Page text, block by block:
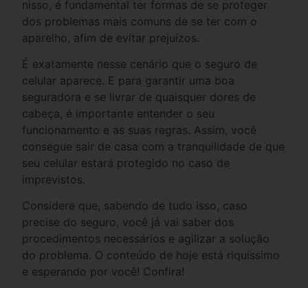
nisso, é fundamental ter formas de se proteger
dos problemas mais comuns de se ter com o
aparelho, afim de evitar prejuízos.
É exatamente nesse cenário que o seguro de
celular aparece. E para garantir uma boa
seguradora e se livrar de quaisquer dores de
cabeça, é importante entender o seu
funcionamento e as suas regras. Assim, você
consegue sair de casa com a tranquilidade de que
seu celular estará protegido no caso de
imprevistos.
Considere que, sabendo de tudo isso, caso
precise do seguro, você já vai saber dos
procedimentos necessários e agilizar a solução
do problema. O conteúdo de hoje está riquíssimo
e esperando por você! Confira!